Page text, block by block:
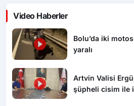
Video Haberler
Bolu’da iki
yaralı
Artvin Valisi
şüpheli cisim ile